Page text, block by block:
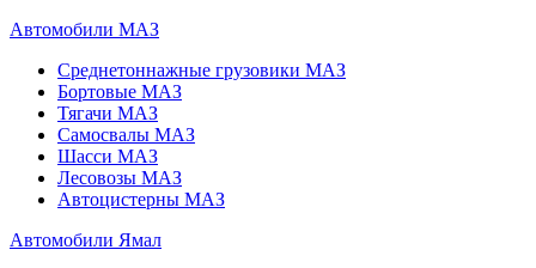
Автомобили МАЗ
Среднетоннажные грузовики МАЗ
Бортовые МАЗ
Тягачи МАЗ
Самосвалы МАЗ
Шасси МАЗ
Лесовозы МАЗ
Автоцистерны МАЗ
Автомобили Ямал